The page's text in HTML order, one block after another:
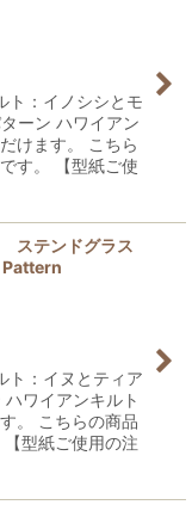
：イノシシとモ
ン ハワイアン
けます。 こちら
す。 【型紙ご使
ステンドグラス
：イヌとティア
ワイアンキルト
。 こちらの商品
型紙ご使用の注